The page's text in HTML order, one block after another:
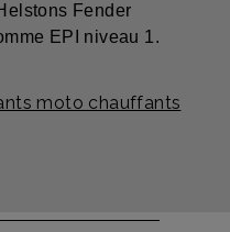
Fender
EPI niveau 1.
moto chauffants